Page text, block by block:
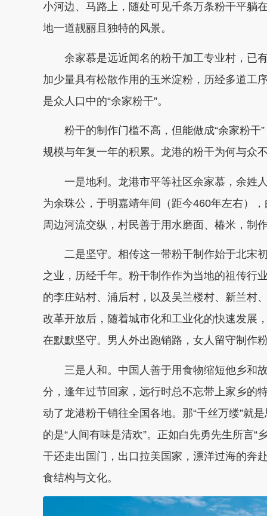
小河边、马路上，随处可见千条万条粉干平躺
地一道靓丽且独特的风景。
余家慕是远近闻名的粉干加工专业村，已
加少量具有松散作用的玉米淀粉，历经多道工
是众人口中的“余家粉干”。
粉干的制作门槛不高，但能做成“余家粉
规模与年复一年的积累。龙港的粉干为何与众
一是地利。 龙港市平等社区余家慕，余姓
为余珠公，于明嘉靖年间（距今460年左右）
周边河流交纵，村民善于用水磨面、椿米，制
二是坚守。 相传这一带粉干制作始于北宋
之业，历经千年。粉干制作作为当地的祖传行
的李庄站村、浦后村，以及吴兰楼村、新兰村
改革开放后，随着城市化和工业化的快速发展
在默默坚守。男人外出跑销路，女人留守制作
三是人和。 中国人善于用食物缩短他乡和
分，逢年过节回家，远行时总不忘带上家乡的
动了龙港粉干销往全国各地。那“千丝万缕”就
的是“人间有味是清欢”。正如白先勇先生所言
干还走出国门，出口拉美国家，漂洋过海的奔
食结构与文化。